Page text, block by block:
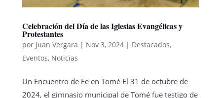
Celebración del Día de las Iglesias Evangélicas y
Protestantes
por Juan Vergara | Nov 3, 2024| Destacados,
Eventos, Noticias
Un Encuentro de Fe en Tomé El 31 de octubre de
2024, el gimnasio municipal de Tomé fue testigo de